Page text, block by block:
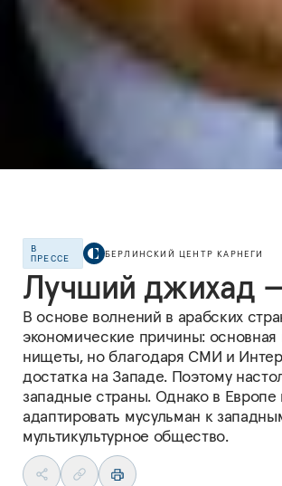
В
ПРЕССЕ
БЕРЛИНСКИЙ ЦЕНТР КАРНЕГИ
Лучший джихад —
В основе волнений в арабских
экономические причины:
нищеты, но благодаря СМИ и
достатка на Западе. Поэтому
западные страны. Однако в
адаптировать мусульман к
мультикультурное общество.